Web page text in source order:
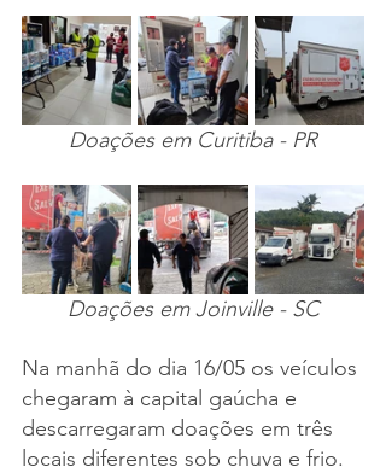
Doações em Curitiba - PR
Doações em Joinville - SC
Na manhã do dia 16/05 os veículos
chegaram à capital gaúcha e
descarregaram doações em três
locais diferentes sob chuva e frio.